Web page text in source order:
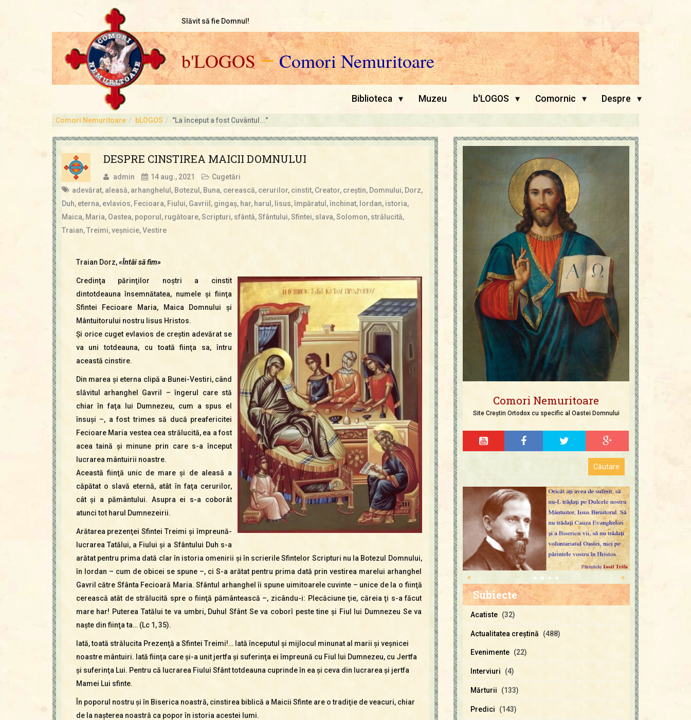
Slăvit să fie Domnul!
b'LOGOS—Comori Nemuritoare
Biblioteca ▾ Muzeu b'LOGOS ▾ Comornic ▾ Despre ▾
Comori Nemuritoare bLOGOS "La început a fost Cuvântul..."
DESPRE CINSTIREA MAICII DOMNULUI
admin 14 aug., 2021
Cugetări
adevărat, aleasă, arhanghelul, Botezul, Buna, cerească, cerurilor, cinstit, Creator, creştin, Domnului, Dorz,
Duh, eterna, evlavios, Fecioara, Fiului, Gavriil, gingaş, har, harul, Iisus,împăratul,închinat, Iordan, istoria,
Maica, Maria, Oastea, poporul, rugătoare,Scripturi, sfântă,Sfântului,Sfintei, slava,Solomon, strălucită,
Traian,Treimi,veşnicie,Vestire
Traian Dorz,«Întâi să fim»
Credinţa părinţilor noştri a cinstit
dintotdeauna însemnătatea, numele şi fiinţa
Sfintei Fecioare Maria, Maica Domnului şi
Mântuitorului nostru Iisus Hristos.
Şi orice cuget evlavios de creştin adevărat se
va uni totdeauna, cu toată fiinţa sa, întru
această cinstire.
Din marea şi eterna clipă a Bunei-Vestiri, când
slăvitul arhanghel Gavril – îngerul care stă
chiar în faţa lui Dumnezeu, cum a spus el
însuşi –, a fost trimes să ducă preafericitei
Fecioare Maria vestea cea strălucită, ea a fost
acea taină şi minune prin care s-a început
lucrarea mântuirii noastre.
Această fiinţă unic de mare şi de aleasă a
căpătat o slavă eternă, atât în faţa cerurilor,
cât şi a pământului. Asupra ei s-a coborât
atunci tot harul Dumnezeirii.
Arătarea prezenţei Sfintei Treimi şi împreună-
lucrarea Tatălui, a Fiului şi a Sfântului Duh s-a
arătat pentru prima dată clar în istoria omenirii şi în scrierile Sfintelor Scripturi nu la Botezul Domnului,
în Iordan – cum de obicei se spune –, ci S-a arătat pentru prima dată prin vestirea marelui arhanghel
Gavril către Sfânta Fecioară Maria. Sfântul arhanghel îi spune uimitoarele cuvinte – unice de la o fiinţă
cerească atât de strălucită spre o fiinţă pământească –, zicându-i: Plecăciune ţie, căreia ţi s-a făcut
mare har! Puterea Tatălui te va umbri, Duhul Sfânt Se va coborî peste tine şi Fiul lui Dumnezeu Se va
naşte din fiinţa ta… (Lc 1, 35).
Iată, toată strălucita Prezenţă a Sfintei Treimi!… Iată începutul şi mijlocul minunat al marii şi veşnicei
noastre mântuiri. Iată fiinţa care şi-a unit jertfa şi suferinţa ei împreună cu Fiul lui Dumnezeu, cu Jertfa
şi suferinţa Lui. Pentru că lucrarea Fiului Sfânt totdeauna cuprinde în ea şi ceva din lucrarea şi jertfa
Mamei Lui sfinte.
În poporul nostru şi în Biserica noastră, cinstirea biblică a Maicii Sfinte are o tradiţie de veacuri, chiar
de la naşterea noastră ca popor în istoria acestei lumi.
Comori Nemuritoare
Site Creștin Ortodox cu specific al Oastei Domnului
»
«
Subiecte
Acatiste (32)
Actualitatea creştină (488)
Evenimente (22)
Interviuri (4)
Mărturii (133)
Predici (143)